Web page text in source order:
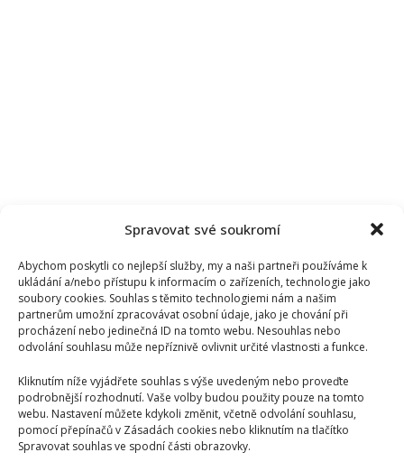
Spravovat své soukromí
Abychom poskytli co nejlepší služby, my a naši partneři používáme k
ukládání a/nebo přístupu k informacím o zařízeních, technologie jako
soubory cookies. Souhlas s těmito technologiemi nám a našim
partnerům umožní zpracovávat osobní údaje, jako je chování při
procházení nebo jedinečná ID na tomto webu. Nesouhlas nebo
odvolání souhlasu může nepříznivě ovlivnit určité vlastnosti a funkce.
Kliknutím níže vyjádřete souhlas s výše uvedeným nebo proveďte
podrobnější rozhodnutí. Vaše volby budou použity pouze na tomto
webu. Nastavení můžete kdykoli změnit, včetně odvolání souhlasu,
pomocí přepínačů v Zásadách cookies nebo kliknutím na tlačítko
Spravovat souhlas ve spodní části obrazovky.